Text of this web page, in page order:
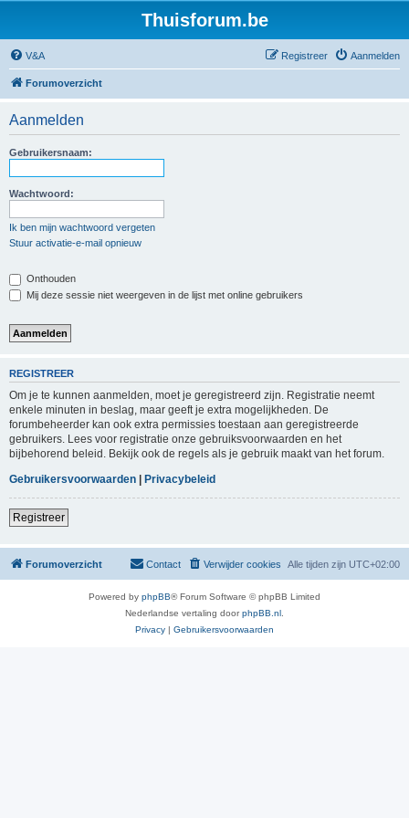
Thuisforum.be
V&A Aanmelden
Registreer
Forumoverzicht
Aanmelden
Gebruikersnaam:
Wachtwoord:
Ik ben mijn wachtwoord vergeten
Stuur activatie-e-mail opnieuw
Onthouden
Mij deze sessie niet weergeven in de lijst met online gebruikers
REGISTREER
Om je te kunnen aanmelden, moet je geregistreerd zijn. Registratie neemt
enkele minuten in beslag, maar geeft je extra mogelijkheden. De
forumbeheerder kan ook extra permissies toestaan aan geregistreerde
gebruikers. Lees voor registratie onze gebruiksvoorwaarden en het
bijbehorend beleid. Bekijk ook de regels als je gebruik maakt van het forum.
Gebruikersvoorwaarden | Privacybeleid
Registreer
Forumoverzicht Alle tijden zijn UTC+02:00
Verwijder cookies
Contact
Powered by phpBB® Forum Software © phpBB Limited
Nederlandse vertaling doorphpBB.nl
Privacy | Gebruikersvoorwaarden